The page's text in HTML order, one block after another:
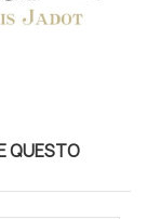
QUESTO